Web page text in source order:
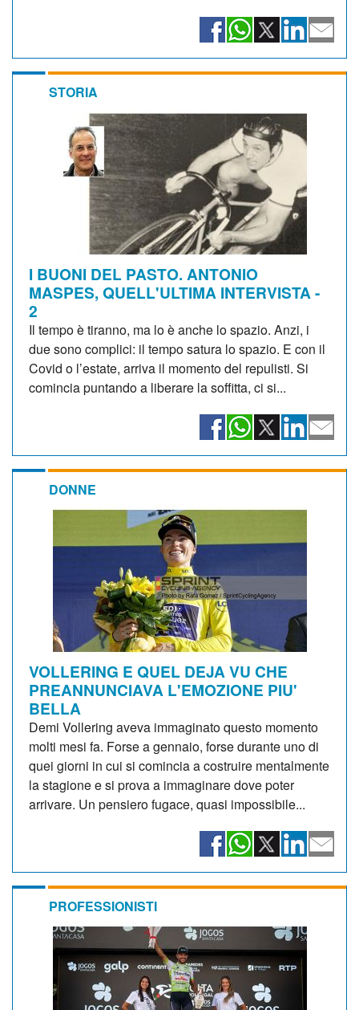
STORIA
I BUONI DEL PASTO. ANTONIO
MASPES, QUELL'ULTIMA INTERVISTA -
2
Il tempo è tiranno, ma lo è anche lo spazio. Anzi, i
due sono complici: il tempo satura lo spazio. E con il
Covid o l’estate, arriva il momento del repulisti. Si
comincia puntando a liberare la soffitta, ci si...
DONNE
VOLLERING E QUEL DEJA VU CHE
PREANNUNCIAVA L'EMOZIONE PIU'
BELLA
Demi Vollering aveva immaginato questo momento
molti mesi fa. Forse a gennaio, forse durante uno di
quei giorni in cui si comincia a costruire mentalmente
la stagione e si prova a immaginare dove poter
arrivare. Un pensiero fugace, quasi impossibile...
PROFESSIONISTI